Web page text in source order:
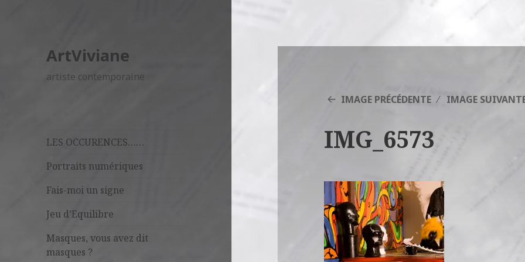
ArtViviane
artiste contemporaine
LES OCCURENCES……
Portraits numériques
Fais-moi un signe
Jeu d’Equilibre
Masques, vous avez dit
masques ?
IMAGE PRÉCÉDENTE IMAGE
IMG_6573